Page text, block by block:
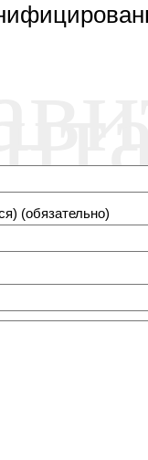
(обязательно)